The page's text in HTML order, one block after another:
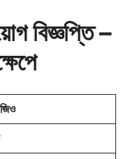
বিজ্ঞপ্তি –